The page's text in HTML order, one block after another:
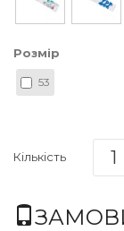
Розмір
53
Кількість